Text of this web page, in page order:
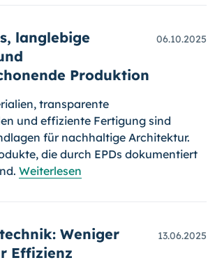
langlebige
Produktion
06.10.2025
transparente
und effiziente Fertigung sind
für nachhaltige Architektur.
die durch EPDs dokumentiert
Weiterlesen
Weniger
Effizienz
13.06.2025